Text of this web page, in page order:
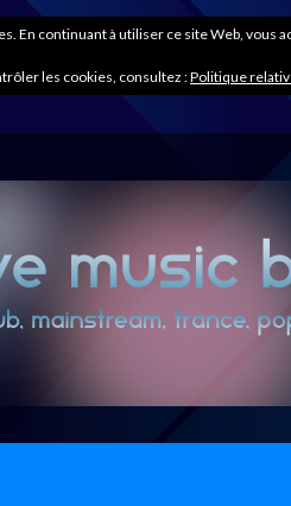
En continuant à utiliser ce site Web, vous
les cookies, consultez :Politique